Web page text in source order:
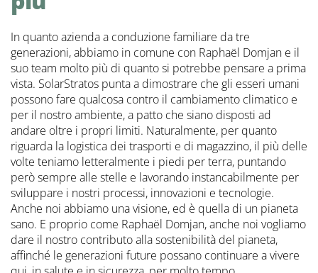
In quanto azienda a conduzione familiare da tre
generazioni, abbiamo in comune con Raphaël Domjan e il
suo team molto più di quanto si potrebbe pensare a prima
vista. SolarStratos punta a dimostrare che gli esseri umani
possono fare qualcosa contro il cambiamento climatico e
per il nostro ambiente, a patto che siano disposti ad
andare oltre i propri limiti. Naturalmente, per quanto
riguarda la logistica dei trasporti e di magazzino, il più delle
volte teniamo letteralmente i piedi per terra, puntando
però sempre alle stelle e lavorando instancabilmente per
sviluppare i nostri processi, innovazioni e tecnologie.
Anche noi abbiamo una visione, ed è quella di un pianeta
sano. E proprio come Raphaël Domjan, anche noi vogliamo
dare il nostro contributo alla sostenibilità del pianeta,
affinché le generazioni future possano continuare a vivere